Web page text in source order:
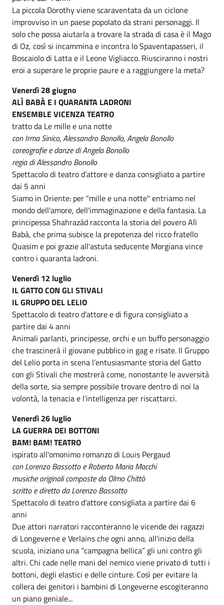
La piccola Dorothy viene scaraventata da un ciclone
improvviso in un paese popolato da strani personaggi. Il
solo che possa aiutarla a trovare la strada di casa è il Mago
di Oz, così si incammina e incontra lo Spaventapasseri, il
Boscaiolo di Latta e il Leone Vigliacco. Riusciranno i nostri
eroi a superare le proprie paure e a raggiungere la meta?
Venerdì 28 giugno
ALÌ BABÀ E I QUARANTA LADRONI
ENSEMBLE VICENZA TEATRO
tratto da Le mille e una notte
con Irma Sinico, Alessandro Bonollo, Angela Bonollo
coreografie e danze di Angela Bonollo
regia di Alessandro Bonollo
Spettacolo di teatro d’attore e danza consigliato a partire
dai 5 anni
Siamo in Oriente: per "mille e una notte" entriamo nel
mondo dell'amore, dell'immaginazione e della fantasia. La
principessa Shahrazàd racconta la storia del povero Alì
Babà, che prima subisce la prepotenza del ricco fratello
Quasim e poi grazie all'astuta seducente Morgiana vince
contro i quaranta ladroni.
Venerdì 12 luglio
IL GATTO CON GLI STIVALI
IL GRUPPO DEL LELIO
Spettacolo di teatro d’attore e di figura consigliato a
partire dai 4 anni
Animali parlanti, principesse, orchi e un buffo personaggio
che trascinerà il giovane pubblico in gag e risate. Il Gruppo
del Lelio porta in scena l’entusiasmante storia del Gatto
con gli Stivali che mostrerà come, nonostante le avversità
della sorte, sia sempre possibile trovare dentro di noi la
volontà, la tenacia e l’intelligenza per riscattarci.
Venerdì 26 luglio
LA GUERRA DEI BOTTONI
BAM! BAM! TEATRO
ispirato all'omonimo romanzo di Louis Pergaud
con Lorenzo Bassotto e Roberto Maria Macchi
musiche originali composte da Olmo Chittò
scritto e diretto da Lorenzo Bassotto
Spettacolo di teatro d’attore consigliata a partire dai 6
anni
Due attori narratori racconteranno le vicende dei ragazzi
di Longeverne e Verlains che ogni anno, all'inizio della
scuola, iniziano una “campagna bellica” gli uni contro gli
altri. Chi cade nelle mani del nemico viene privato di tutti i
bottoni, degli elastici e delle cinture. Così per evitare la
collera dei genitori i bambini di Longeverne escogiteranno
un piano geniale...